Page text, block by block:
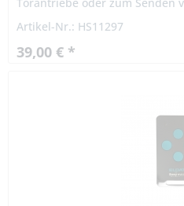
durch eine...
Artikel-Nr.: HS11297
39,00 € *